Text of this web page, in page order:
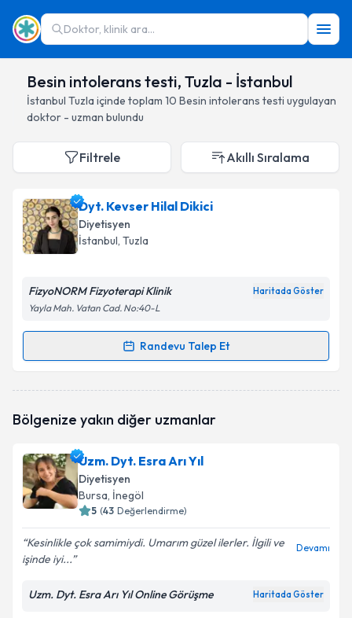
Doktor, klinik ara...
Besin intolerans testi, Tuzla - İstanbul
İstanbul Tuzla içinde toplam 10 Besin intolerans testi uygulayan
doktor - uzman bulundu
Filtrele Akıllı Sıralama
Dyt. Kevser Hilal Dikici
Diyetisyen
İstanbul, Tuzla
FizyoNORM Fizyoterapi Klinik Haritada Göster
Yayla Mah. Vatan Cad. No:40-L
Randevu Talep Et
Randevu Takvimi Talebi
oluşturun. Size bu uzmandan randevu almanız için bir
E-posta Adresiniz
Kişisel verilerimin işlenmesine ilişkin Aydınlatma
Metni
Bölgenize yakın diğer uzmanlar
Uzm. Dyt. Esra Arı Yıl
Diyetisyen
Bursa, İnegöl
5 (43 Değerlendirme)
Kesinlikle çok samimiydi. Umarım güzel ilerler. İlgili ve
işinde iyi...
Devamı
Uzm. Dyt. Esra Arı Yıl Online Görüşme Haritada Göster